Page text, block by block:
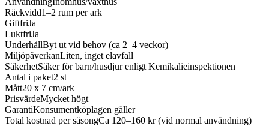
Räckvidd1–2 rum per ark
GiftfriJa
LuktfriJa
UnderhållByt ut vid behov (ca 2–4 veckor)
MiljöpåverkanLiten, inget elavfall
SäkerhetSäker för barn/husdjur enligt Kemikalieinspektionen
Antal i paket2 st
Mått20 x 7 cm/ark
PrisvärdeMycket högt
GarantiKonsumentköplagen gäller
Total kostnad per säsongCa 120–160 kr (vid normal användning)